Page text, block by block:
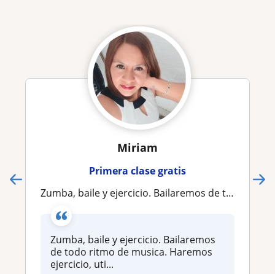
Miriam
Primera clase gratis
Zumba, baile y ejercicio. Bailaremos de todo ritmo de musica. Haremos ejercicio, utilizaremos diferentes materiales para ejecutar
Zumba, baile y ejercicio. Bailaremos
de todo ritmo de musica. Haremos
ejercicio, uti...